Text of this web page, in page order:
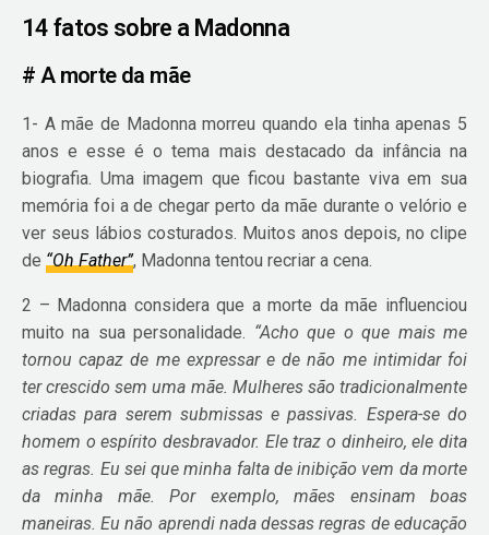
14 fatos sobre a Madonna
# A morte da mãe
1- A mãe de Madonna morreu quando ela tinha apenas 5
anos e esse é o tema mais destacado da infância na
biografia. Uma imagem que ficou bastante viva em sua
memória foi a de chegar perto da mãe durante o velório e
ver seus lábios costurados. Muitos anos depois, no clipe
de“Oh Father”, Madonna tentou recriar a cena.
2 – Madonna considera que a morte da mãe influenciou
muito na sua personalidade. “Acho que o que mais me
tornou capaz de me expressar e de não me intimidar foi
ter crescido sem uma mãe. Mulheres são tradicionalmente
criadas para serem submissas e passivas. Espera-se do
homem o espírito desbravador. Ele traz o dinheiro, ele dita
as regras. Eu sei que minha falta de inibição vem da morte
da minha mãe. Por exemplo, mães ensinam boas
maneiras. Eu não aprendi nada dessas regras de educação